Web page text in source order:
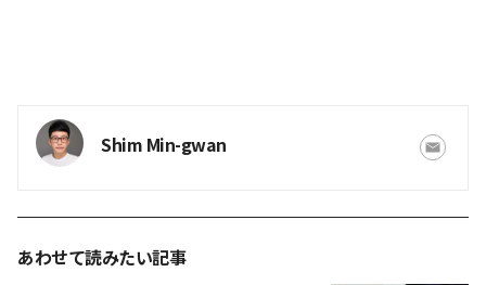
Shim Min-gwan
あわせて読みたい記事